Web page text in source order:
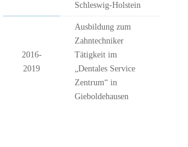
Schleswig-Holstein
2016-
2019
Ausbildung zum
Zahntechniker
Tätigkeit im
„Dentales Service
Zentrum“ in
Gieboldehausen